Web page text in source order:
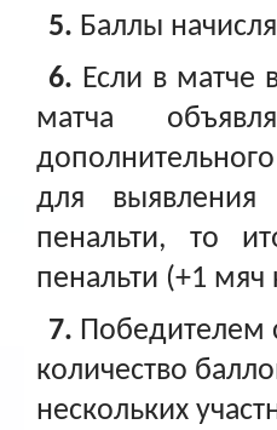
5. Баллы
6. Если в матче
матча
для выявления
пенальти, то
пенальти (+1
7. Победителем
количество
нескольких